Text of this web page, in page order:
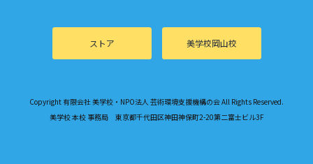
ストア 美学校岡山校
Copyright 有限会社 美学校・NPO法人 芸術環境支援機構の会 All Rights Reserved.
美学校 本校 事務局 東京都千代田区神田神保町2-20第二富士ビル3F